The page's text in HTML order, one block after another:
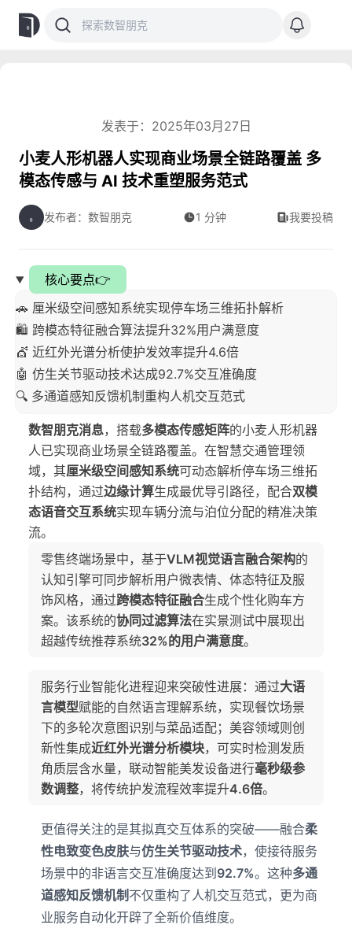
发表于：2025年03月27日
小麦人形机器人实现商业场景全链路覆盖 多
模态传感与 AI 技术重塑服务范式
发布者：数智朋克 1 分钟 我要投稿
核心要点👉
🚗 厘米级空间感知系统实现停车场三维拓扑解析
🛍️ 跨模态特征融合算法提升32%用户满意度
💇 近红外光谱分析使护发效率提升4.6倍
🤖 仿生关节驱动技术达成92.7%交互准确度
🔍 多通道感知反馈机制重构人机交互范式
数智朋克消息，搭载多模态传感矩阵的小麦人形机器
人已实现商业场景全链路覆盖。在智慧交通管理领
域，其厘米级空间感知系统可动态解析停车场三维拓
扑结构，通过边缘计算生成最优导引路径，配合双模
态语音交互系统实现车辆分流与泊位分配的精准决策
流。
零售终端场景中，基于VLM视觉语言融合架构的
认知引擎可同步解析用户微表情、体态特征及服
饰风格，通过跨模态特征融合生成个性化购车方
案。该系统的协同过滤算法在实景测试中展现出
超越传统推荐系统32%的用户满意度。
服务行业智能化进程迎来突破性进展：通过大语
言模型赋能的自然语言理解系统，实现餐饮场景
下的多轮次意图识别与菜品适配；美容领域则创
新性集成近红外光谱分析模块，可实时检测发质
角质层含水量，联动智能美发设备进行毫秒级参
数调整，将传统护发流程效率提升4.6倍。
更值得关注的是其拟真交互体系的突破——融合柔
性电致变色皮肤与仿生关节驱动技术，使接待服务
场景中的非语言交互准确度达到 92.7%。这种多通
道感知反馈机制 不仅重构了人机交互范式，更为商
业服务自动化开辟了全新价值维度。